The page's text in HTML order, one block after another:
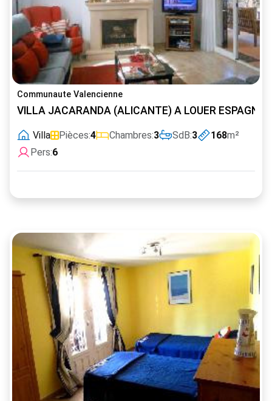
Communaute Valencienne
VILLA JACARANDA (ALICANTE) A LOUER ESPAGNE
Villa Pièces:4 Chambres:3 SdB:3 168m²
Pers:6